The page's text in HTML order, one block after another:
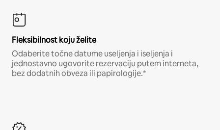
Fleksibilnost koju želite
Odaberite točne datume useljenja i iseljenja i
jednostavno ugovorite rezervaciju putem interneta,
bez dodatnih obveza ili papirologije.*